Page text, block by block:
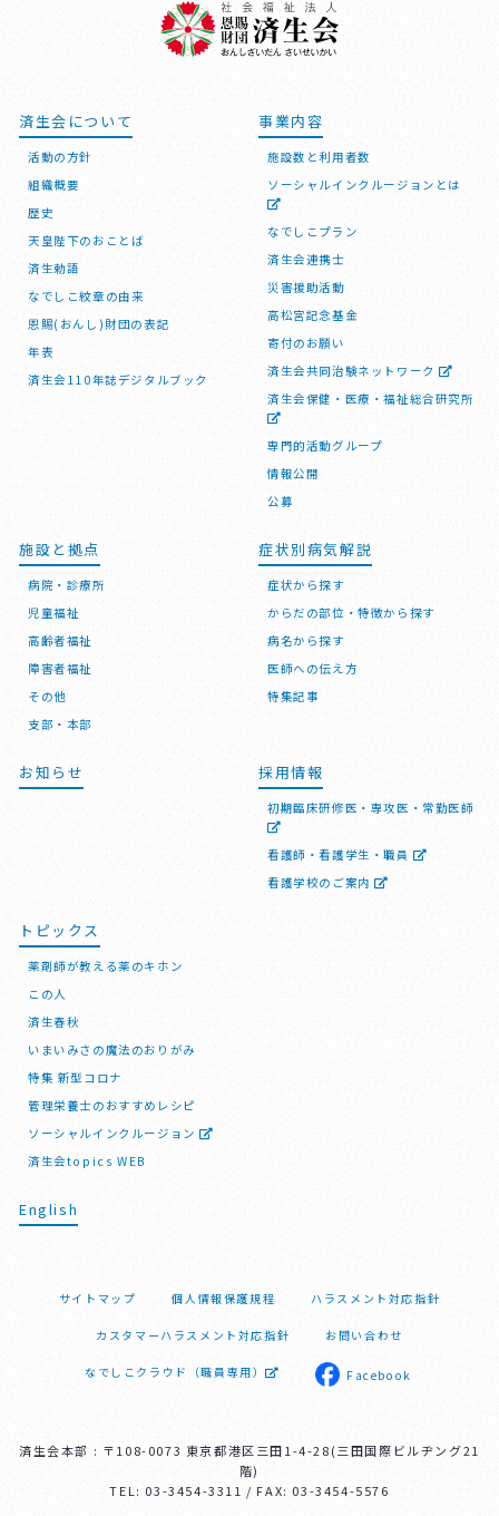
済生会について
活動の方針
組織概要
歴史
天皇陛下のおことば
済生勅語
なでしこ紋章の由来
恩賜(おんし)財団の表記
年表
済生会110年誌デジタルブック
事業内容
施設数と利用者数
ソーシャルインクルージョンとは
なでしこプラン
済生会連携士
災害援助活動
高松宮記念基金
寄付のお願い
済生会共同治験ネットワーク
済生会保健・医療・福祉総合研究所
専門的活動グループ
情報公開
公募
施設と拠点
病院・診療所
児童福祉
高齢者福祉
障害者福祉
その他
支部・本部
症状別病気解説
症状から探す
からだの部位・特徴から探す
病名から探す
医師への伝え方
特集記事
お知らせ 採用情報
初期臨床研修医・専攻医・常勤医師
看護師・看護学生・職員
看護学校のご案内
トピックス
薬剤師が教える薬のキホン
この人
済生春秋
いまいみさの魔法のおりがみ
特集 新型コロナ
管理栄養士のおすすめレシピ
ソーシャルインクルージョン
済生会topics WEB
English
サイトマップ 個人情報保護規程 ハラスメント対応指針
カスタマーハラスメント対応指針 お問い合わせ
なでしこクラウド（職員専用） Facebook
済生会本部 : 〒108-0073 東京都港区三田1-4-28(三田国際ビルヂング21
階)
TEL: 03-3454-3311 / FAX: 03-3454-5576